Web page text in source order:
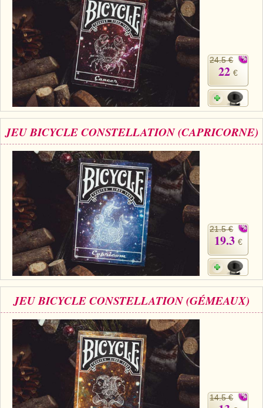
24.5 €
22 €
JEU BICYCLE CONSTELLATION (CAPRICORNE)
21.5 €
19.3 €
JEU BICYCLE CONSTELLATION (GÉMEAUX)
14.5 €